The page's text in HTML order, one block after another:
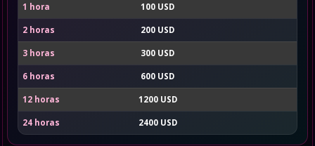
1 hora 100 USD
2 horas 200 USD
3 horas 300 USD
6 horas 600 USD
12 horas 1200 USD
24 horas 2400 USD